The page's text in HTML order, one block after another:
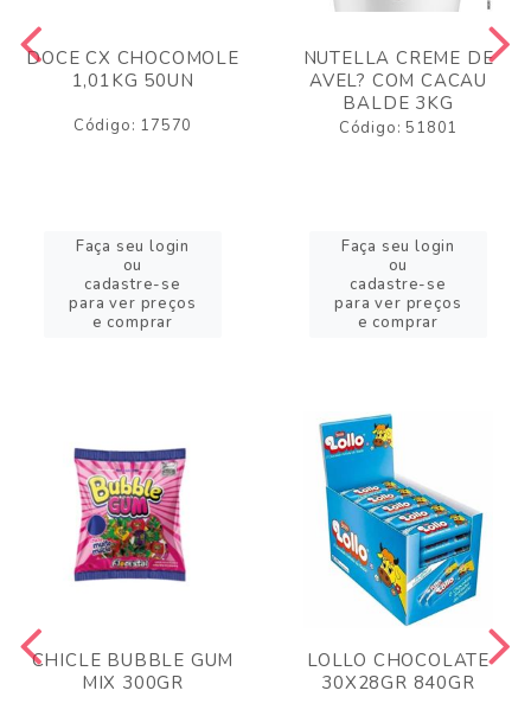
DOCE CX CHOCOMOLE
1,01KG 50UN
Código: 17570
Faça seu login
ou
cadastre-se
para ver preços
e comprar
NUTELLA CREME DE
AVEL? COM CACAU
BALDE 3KG
Código: 51801
Faça seu login
ou
cadastre-se
para ver preços
e comprar
CHICLE BUBBLE GUM
MIX 300GR
LOLLO CHOCOLATE
30X28GR 840GR